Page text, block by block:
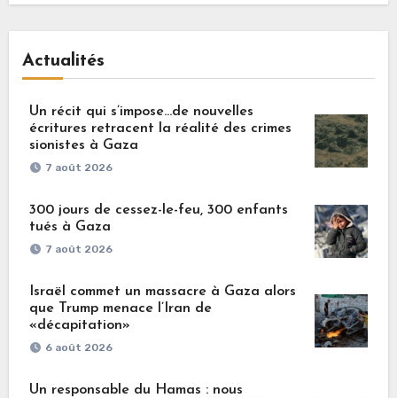
Actualités
Un récit qui s’impose…de nouvelles
écritures retracent la réalité des crimes
sionistes à Gaza
7 août 2026
300 jours de cessez-le-feu, 300 enfants
tués à Gaza
7 août 2026
Israël commet un massacre à Gaza alors
que Trump menace l’Iran de
«décapitation»
6 août 2026
Un responsable du Hamas : nous